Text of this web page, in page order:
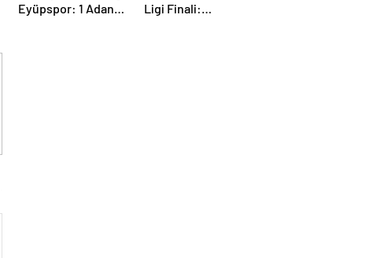
Eyüpspor: 1 Adana
Ligi Finali: